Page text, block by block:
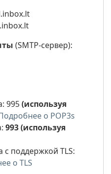
(SMTP-сервер):
995(используя
о POP3s
993 (используя
с поддержкой TLS:
о TLS